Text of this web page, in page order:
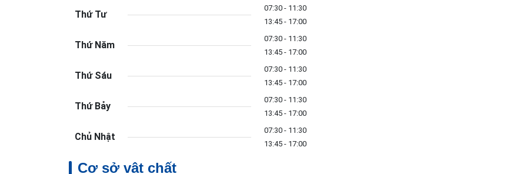
Thứ Tư
07:30 - 11:30
13:45 - 17:00
Thứ Năm
07:30 - 11:30
13:45 - 17:00
Thứ Sáu
07:30 - 11:30
13:45 - 17:00
Thứ Bảy
07:30 - 11:30
13:45 - 17:00
Chủ Nhật
07:30 - 11:30
13:45 - 17:00
Cơ sở vật chất